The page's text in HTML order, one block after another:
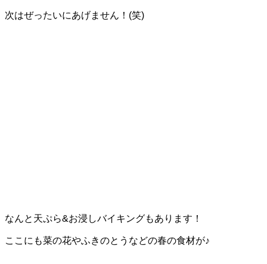
次はぜったいにあげません！(笑)
なんと天ぷら&お浸しバイキングもあります！
ここにも菜の花やふきのとうなどの春の食材が♪